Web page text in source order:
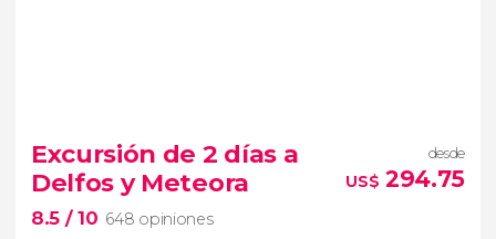
338 opiniones
ruta desde Atenas
Grecia
Clásica
excursión de 4 días
Epidauro, Micenas, Olimpia, Delfos y Meteora
Excursión de 2 días a
Delfos y Meteora
8.5 / 10 648 opiniones
desde
US$ 294.75